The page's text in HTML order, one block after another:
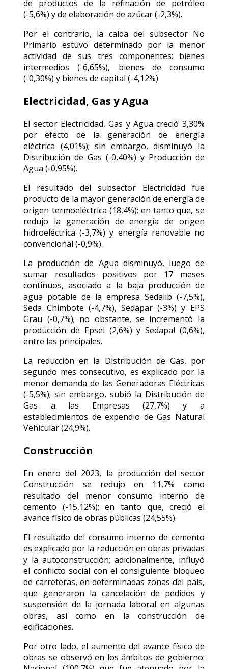
de productos de la refinación de petróleo
(-5,6%) y de elaboración de azúcar (-2,3%).
Por el contrario, la caída del subsector No
Primario estuvo determinado por la menor
actividad de sus tres componentes: bienes
intermedios (-6,65%), bienes de consumo
(-0,30%) y bienes de capital (-4,12%)
Electricidad, Gas y Agua
El sector Electricidad, Gas y Agua creció 3,30%
por efecto de la generación de energía
eléctrica (4,01%); sin embargo, disminuyó la
Distribución de Gas (-0,40%) y Producción de
Agua (-0,95%).
El resultado del subsector Electricidad fue
producto de la mayor generación de energía de
origen termoeléctrica (18,4%); en tanto que, se
redujo la generación de energía de origen
hidroeléctrica (-3,7%) y energía renovable no
convencional (-0,9%).
La producción de Agua disminuyó, luego de
sumar resultados positivos por 17 meses
continuos, asociado a la baja producción de
agua potable de la empresa Sedalib (-7,5%),
Seda Chimbote (-4,7%), Sedapar (-3%) y EPS
Grau (-0,7%); no obstante, se incrementó la
producción de Epsel (2,6%) y Sedapal (0,6%),
entre las principales.
La reducción en la Distribución de Gas, por
segundo mes consecutivo, es explicado por la
menor demanda de las Generadoras Eléctricas
(-5,5%); sin embargo, subió la Distribución de
Gas a las Empresas (27,7%) y a
establecimientos de expendio de Gas Natural
Vehicular (24,9%).
Construcción
En enero del 2023, la producción del sector
Construcción se redujo en 11,7% como
resultado del menor consumo interno de
cemento (-15,12%); en tanto que, creció el
avance físico de obras públicas (24,55%).
El resultado del consumo interno de cemento
es explicado por la reducción en obras privadas
y la autoconstrucción; adicionalmente, influyó
el conflicto social con el consiguiente bloqueo
de carreteras, en determinadas zonas del país,
que generaron la cancelación de pedidos y
suspensión de la jornada laboral en algunas
obras, así como en la construcción de
edificaciones.
Por otro lado, el aumento del avance físico de
obras se observó en los ámbitos de gobierno: